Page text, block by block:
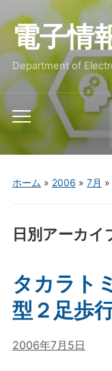
電子情
Department of
Toggle
mobile
menu
ホーム » 2006 » 7月 »
日別アーカイ
タカラト
型２足歩
2006年7月5日